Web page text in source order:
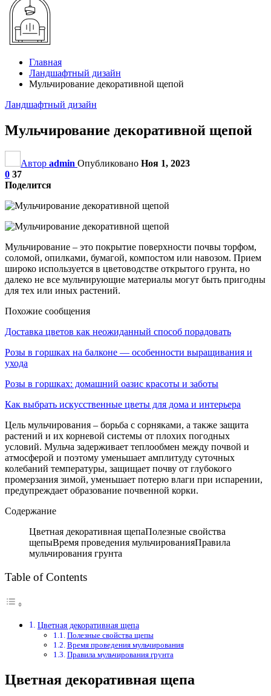
Главная
Ландшафтный дизайн
Мульчирование декоративной щепой
Ландшафтный дизайн
Мульчирование декоративной щепой
Автор admin Опубликовано Ноя 1, 2023
0 37
Поделится
Мульчирование – это покрытие поверхности почвы торфом,
соломой, опилками, бумагой, компостом или навозом. Прием
широко используется в цветоводстве открытого грунта, но
далеко не все мульчирующие материалы могут быть пригодны
для тех или иных растений.
Похожие сообщения
Доставка цветов как неожиданный способ порадовать
Розы в горшках на балконе — особенности выращивания и
ухода
Розы в горшках: домашний оазис красоты и заботы
Как выбрать искусственные цветы для дома и интерьера
Цель мульчирования – борьба с сорняками, а также защита
растений и их корневой системы от плохих погодных
условий. Мульча задерживает теплообмен между почвой и
атмосферой и поэтому уменьшает амплитуду суточных
колебаний температуры, защищает почву от глубокого
промерзания зимой, уменьшает потерю влаги при испарении,
предупреждает образование почвенной корки.
Содержание
Цветная декоративная щепаПолезные свойства
щепыВремя проведения мульчированияПравила
мульчирования грунта
Table of Contents
Цветная декоративная щепа
Полезные свойства щепы
Время проведения мульчирования
Правила мульчирования грунта
Цветная декоративная щепа